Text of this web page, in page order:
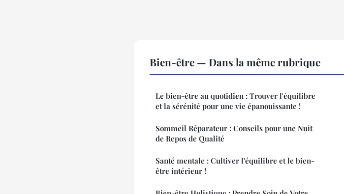
Bien-être — Dans la même rubrique
Le bien-être au quotidien : Trouver l'équilibre
et la sérénité pour une vie épanouissante !
Sommeil Réparateur : Conseils pour une Nuit
de Repos de Qualité
Santé mentale : Cultiver l'équilibre et le bien-
être intérieur !